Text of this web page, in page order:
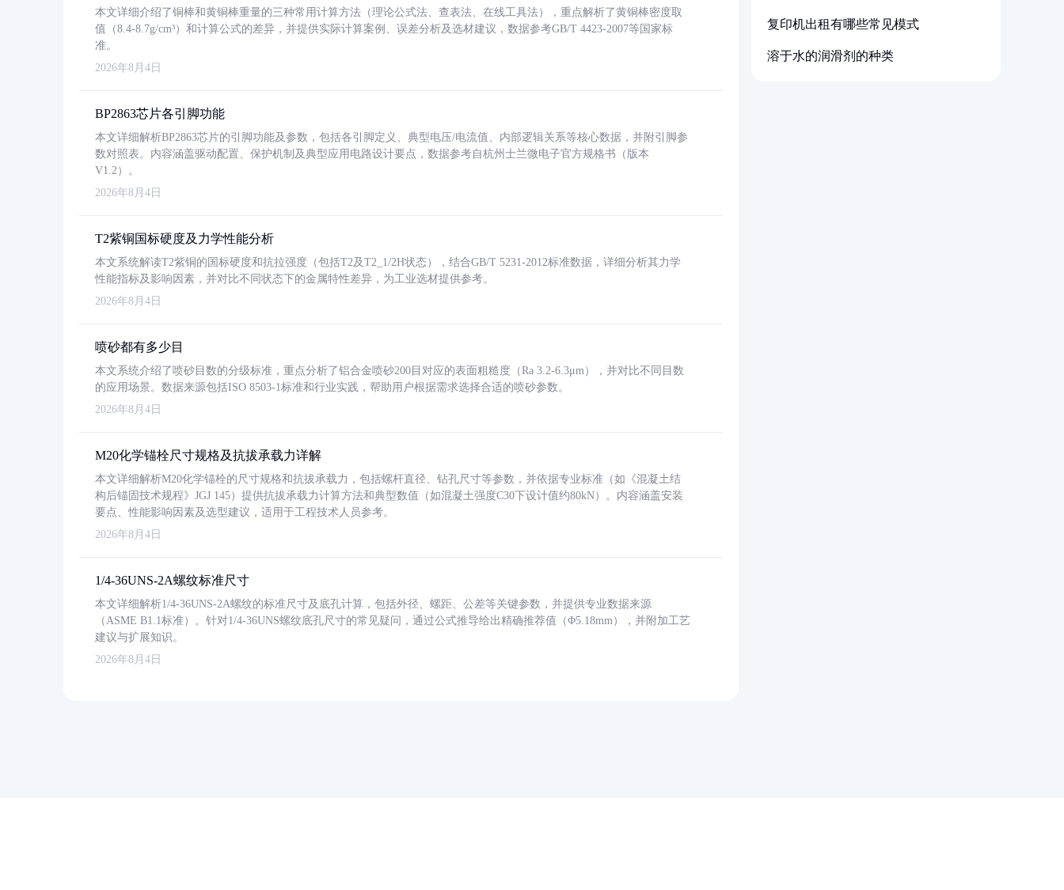
本文详细介绍了铜棒和黄铜棒重量的三种常用计算方法（理论公式法、查表法、在线工具法），重点解析了黄铜棒密度取
值（8.4-8.7g/cm³）和计算公式的差异，并提供实际计算案例、误差分析及选材建议，数据参考GB/T 4423-2007等国家标
准。
2026年8月4日
BP2863芯片各引脚功能
本文详细解析BP2863芯片的引脚功能及参数，包括各引脚定义、典型电压/电流值、内部逻辑关系等核心数据，并附引脚参
数对照表。内容涵盖驱动配置、保护机制及典型应用电路设计要点，数据参考自杭州士兰微电子官方规格书（版本
V1.2）。
2026年8月4日
T2紫铜国标硬度及力学性能分析
本文系统解读T2紫铜的国标硬度和抗拉强度（包括T2及T2_1/2H状态），结合GB/T 5231-2012标准数据，详细分析其力学
性能指标及影响因素，并对比不同状态下的金属特性差异，为工业选材提供参考。
2026年8月4日
喷砂都有多少目
本文系统介绍了喷砂目数的分级标准，重点分析了铝合金喷砂200目对应的表面粗糙度（Ra 3.2-6.3μm），并对比不同目数
的应用场景。数据来源包括ISO 8503-1标准和行业实践，帮助用户根据需求选择合适的喷砂参数。
2026年8月4日
M20化学锚栓尺寸规格及抗拔承载力详解
本文详细解析M20化学锚栓的尺寸规格和抗拔承载力，包括螺杆直径、钻孔尺寸等参数，并依据专业标准（如《混凝土结
构后锚固技术规程》JGJ 145）提供抗拔承载力计算方法和典型数值（如混凝土强度C30下设计值约80kN）。内容涵盖安装
要点、性能影响因素及选型建议，适用于工程技术人员参考。
2026年8月4日
1/4-36UNS-2A螺纹标准尺寸
本文详细解析1/4-36UNS-2A螺纹的标准尺寸及底孔计算，包括外径、螺距、公差等关键参数，并提供专业数据来源
（ASME B1.1标准）。针对1/4-36UNS螺纹底孔尺寸的常见疑问，通过公式推导给出精确推荐值（Φ5.18mm），并附加工艺
建议与扩展知识。
2026年8月4日
复印机出租有哪些常见模式
溶于水的润滑剂的种类